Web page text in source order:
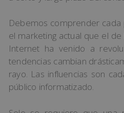
Debemos comprender
el marketing actual que el
Internet ha venido a
tendencias cambian
rayo. Las influencias son
público informatizado.